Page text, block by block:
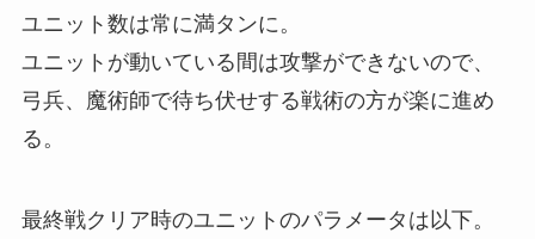
ユニット数は常に満タンに。
ユニットが動いている間は攻撃ができないので、
弓兵、魔術師で待ち伏せする戦術の方が楽に進め
る。
最終戦クリア時のユニットのパラメータは以下。